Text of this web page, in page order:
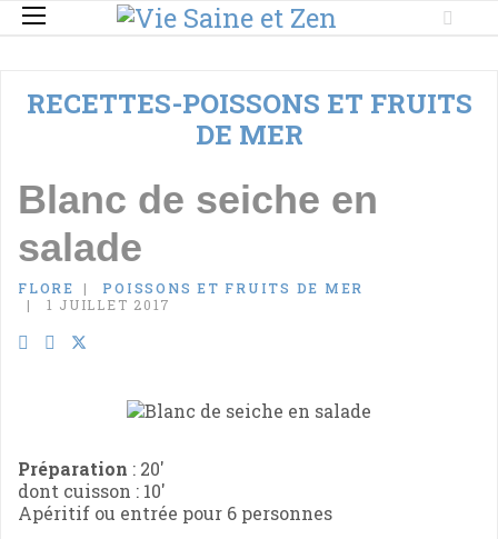
RECETTES-POISSONS ET FRUITS
DE MER
Blanc de seiche en
salade
FLORE
POISSONS ET FRUITS DE MER
1 JUILLET 2017
Préparation : 20'
dont cuisson : 10'
Apéritif ou entrée pour 6 personnes